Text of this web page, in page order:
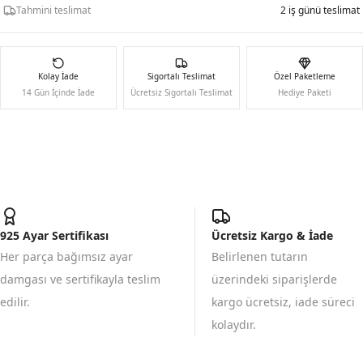
Tahmini teslimat 2 iş günü teslimat
Kolay İade
14 Gün İçinde İade
Sigortalı Teslimat
Ücretsiz Sigortalı Teslimat
Özel Paketleme
Hediye Paketi
925 Ayar Sertifikası
Her parça bağımsız ayar
damgası ve sertifikayla teslim
edilir.
Ücretsiz Kargo & İade
Belirlenen tutarın
üzerindeki siparişlerde
kargo ücretsiz, iade süreci
kolaydır.